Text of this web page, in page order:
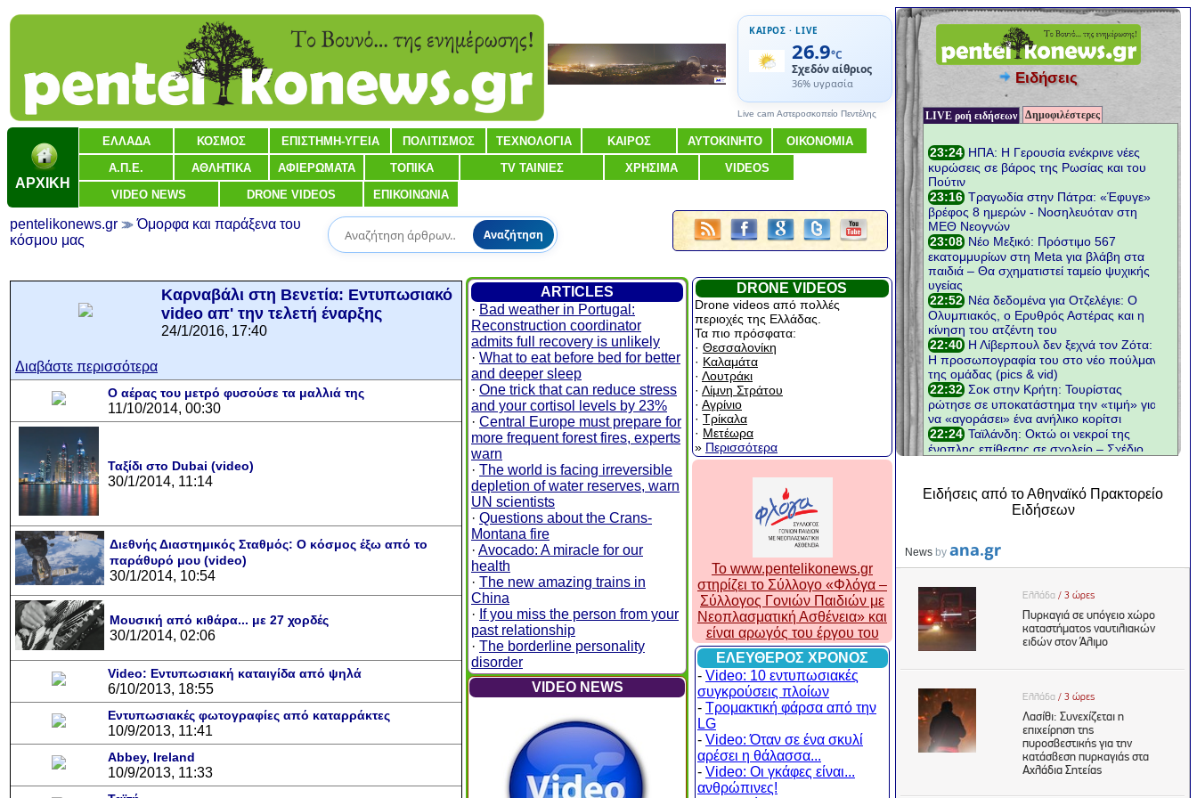
ΚΑΙΡΟΣ · LIVE
26.9°C
Σχεδόν αίθριος
36% υγρασία
Live cam Αστεροσκοπείο Πεντέλης
ΑΡΧΙΚΗ
ΕΛΛΑΔΑ ΚΟΣΜΟΣ ΕΠΙΣΤΗΜΗ-ΥΓΕΙΑ ΠΟΛΙΤΙΣΜΟΣ ΤΕΧΝΟΛΟΓΙΑ ΚΑΙΡΟΣ ΑΥΤΟΚΙΝΗΤΟ ΟΙΚΟΝΟΜΙΑ
Α.Π.Ε. ΑΘΛΗΤΙΚΑ ΑΦΙΕΡΩΜΑΤΑ ΤΟΠΙΚΑ TV ΤΑΙΝΙΕΣ ΧΡΗΣΙΜΑ VIDEOS
VIDEO NEWS DRONE VIDEOS ΕΠΙΚΟΙΝΩΝΙΑ
pentelikonews.gr
Όμορφα και παράξενα του
κόσμου μας
Αναζήτηση
Καρναβάλι στη Βενετία: Εντυπωσιακό
video απ' την τελετή έναρξης
24/1/2016, 17:40
Διαβάστε περισσότερα
Ο αέρας του μετρό φυσούσε τα μαλλιά της
11/10/2014, 00:30
Ταξίδι στο Dubai (video)
30/1/2014, 11:14
Διεθνής Διαστημικός Σταθμός: Ο κόσμος έξω από το
παράθυρό μου (video)
30/1/2014, 10:54
Μουσική από κιθάρα... με 27 χορδές
30/1/2014, 02:06
Video: Εντυπωσιακή καταιγίδα από ψηλά
6/10/2013, 18:55
Εντυπωσιακές φωτογραφίες από καταρράκτες
10/9/2013, 11:41
Abbey, Ireland
10/9/2013, 11:33
ARTICLES
· Bad weather in Portugal:
Reconstruction coordinator
admits full recovery is unlikely
· What to eat before bed for better
and deeper sleep
· One trick that can reduce stress
and your cortisol levels by 23%
· Central Europe must prepare for
more frequent forest fires, experts
warn
· The world is facing irreversible
depletion of water reserves, warn
UN scientists
· Questions about the Crans-
Montana fire
· Avocado: A miracle for our
health
· The new amazing trains in
China
· If you miss the person from your
past relationship
· The borderline personality
disorder
VIDEO NEWS
DRONE VIDEOS
Drone videos από πολλές
περιοχές της Ελλάδας.
Τα πιο πρόσφατα:
· Θεσσαλονίκη
· Καλαμάτα
· Λουτράκι
· Λίμνη Στράτου
· Αγρίνιο
· Τρίκαλα
· Μετέωρα
» Περισσότερα
To www.pentelikonews.gr
στηρίζει το Σύλλογο «Φλόγα –
Σύλλογος Γονιών Παιδιών με
Νεοπλασματική Ασθένεια» και
είναι αρωγός του έργου του
ΕΛΕΥΘΕΡΟΣ ΧΡΟΝΟΣ
- Video: 10 εντυπωσιακές
συγκρούσεις πλοίων
- Τρομακτική φάρσα από την
LG
- Video: Όταν σε ένα σκυλί
αρέσει η θάλασσα...
- Video: Οι γκάφες είναι...
ανθρώπινες!
Ειδήσεις
LIVE ροή ειδήσεων Δημοφιλέστερες
Ειδήσεις από το Αθηναϊκό Πρακτορείο
Ειδήσεων